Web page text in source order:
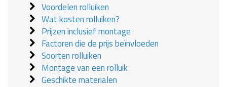
Voordelen rolluiken
Wat kosten rolluiken?
Prijzen inclusief montage
Factoren die de prijs beïnvloeden
Soorten rolluiken
Montage van een rolluik
Geschikte materialen